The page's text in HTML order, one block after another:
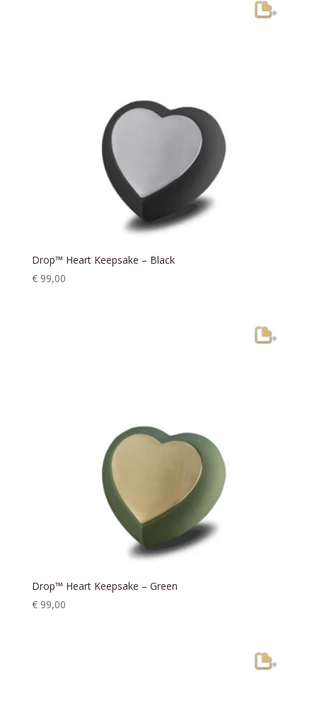
Drop™ Heart Keepsake – Black
€99,00
Drop™ Heart Keepsake – Green
€99,00